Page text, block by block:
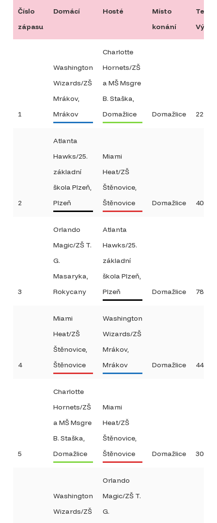
Číslo
zápasu
Domácí Hosté
Místo
konání
1
Washington
Wizards/ZŠ
Mrákov,
Mrákov
Charlotte
Hornets/ZŠ
a MŠ Msgre
B. Staška,
Domažlice
Domažlice 22:30
2
Atlanta
Hawks/25.
základní
škola Plzeň,
Plzeň
Miami
Heat/ZŠ
Štěnovice,
Štěnovice
Domažlice 40:38
3
Orlando
Magic/ZŠ T.
G.
Masaryka,
Rokycany
Atlanta
Hawks/25.
základní
škola Plzeň,
Plzeň
Domažlice 78:4
4
Miami
Heat/ZŠ
Štěnovice,
Štěnovice
Washington
Wizards/ZŠ
Mrákov,
Mrákov
Domažlice 44:26
5
Charlotte
Hornets/ZŠ
a MŠ Msgre
B. Staška,
Domažlice
Miami
Heat/ZŠ
Štěnovice,
Štěnovice
Domažlice 30:20
Washington
Wizards/ZŠ
Orlando
Magic/ZŠ T.
G.